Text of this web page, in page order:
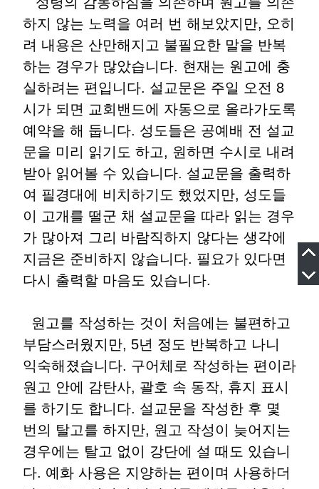
하지 않는 노력을 여러 번 해보았지만, 오히
려 내용은 산만해지고 불필요한 말을 반복
하는 경우가 많았습니다. 현재는 원고에 충
실하려는 편입니다. 설교문은 주일 오전 8
시가 되면 교회밴드에 자동으로 올라가도록
예약을 해 둡니다. 성도들은 공예배 전 설교
문을 미리 읽기도 하고, 원하면 수시로 내려
받아 읽어볼 수 있습니다. 설교문을 출력하
여 필경대에 비치하기도 했었지만, 성도들
이 고개를 떨군 채 설교문을 따라 읽는 경우
가 많아져 그리 바람직하지 않다는 생각에
지금은 준비하지 않습니다. 필요가 있다면
다시 출력할 마음도 있습니다.
원고를 작성하는 것이 처음에는 불편하고
부담스러웠지만, 5년 정도 반복하고 나니
익숙해졌습니다. 구어체로 작성하는 편이라
원고 안에 감탄사, 괄호 속 동작, 휴지 표시
를 하기도 합니다. 설교문을 작성한 후 몇
번의 탈고를 하지만, 원고 작성이 늦어지는
경우에는 탈고 없이 강단에 설 때도 있습니
다. 예화 사용은 지양하는 편이며 사용하더